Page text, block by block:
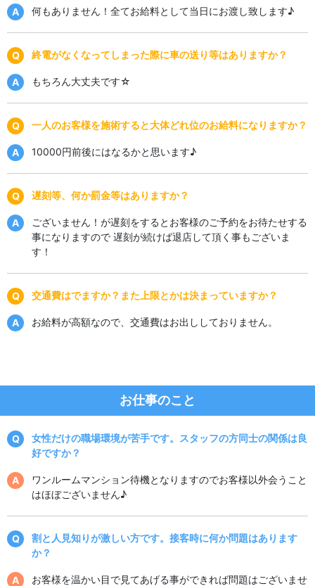
何もありません！全てお給料として当日にお渡し致します♪
終電がなくなってしまった際に車の送り等はありますか？
もちろん大丈夫です☆
一人のお客様を施術すると大体どれ位のお給料になりますか？
10000円前後にはなるかと思います♪
遅刻等、何か罰金等はありますか？
ございません！が遅刻をするとお客様のご予約をお待たせする
事になりますので 遅刻が続けば退店して頂く事もございま
す！
交通費はでますか？また上限とかは決まっていますか？
お給料が高額なので、交通費はお出ししておりません。
お仕事のこと
女性だけの職場環境が苦手です。スタッフの方同士の関係は良
好ですか？
ワンルームマンション待機となりますのでお客様以外会うこと
はほぼございません♪
割と人見知りが激しい方です。接客時に何か問題はあります
か？
お客様を温かい目で見てあげる事ができれば問題はございませ